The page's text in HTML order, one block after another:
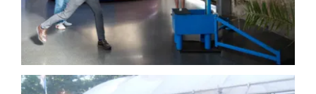
Greifer / Greifautomat